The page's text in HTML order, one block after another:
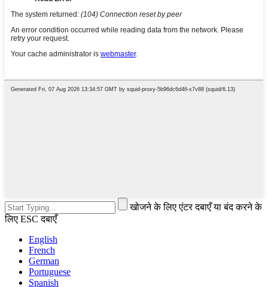
खोजने के लिए एंटर दबाएँ या बंद करने के
लिए ESC दबाएँ
English
French
German
Portuguese
Spanish